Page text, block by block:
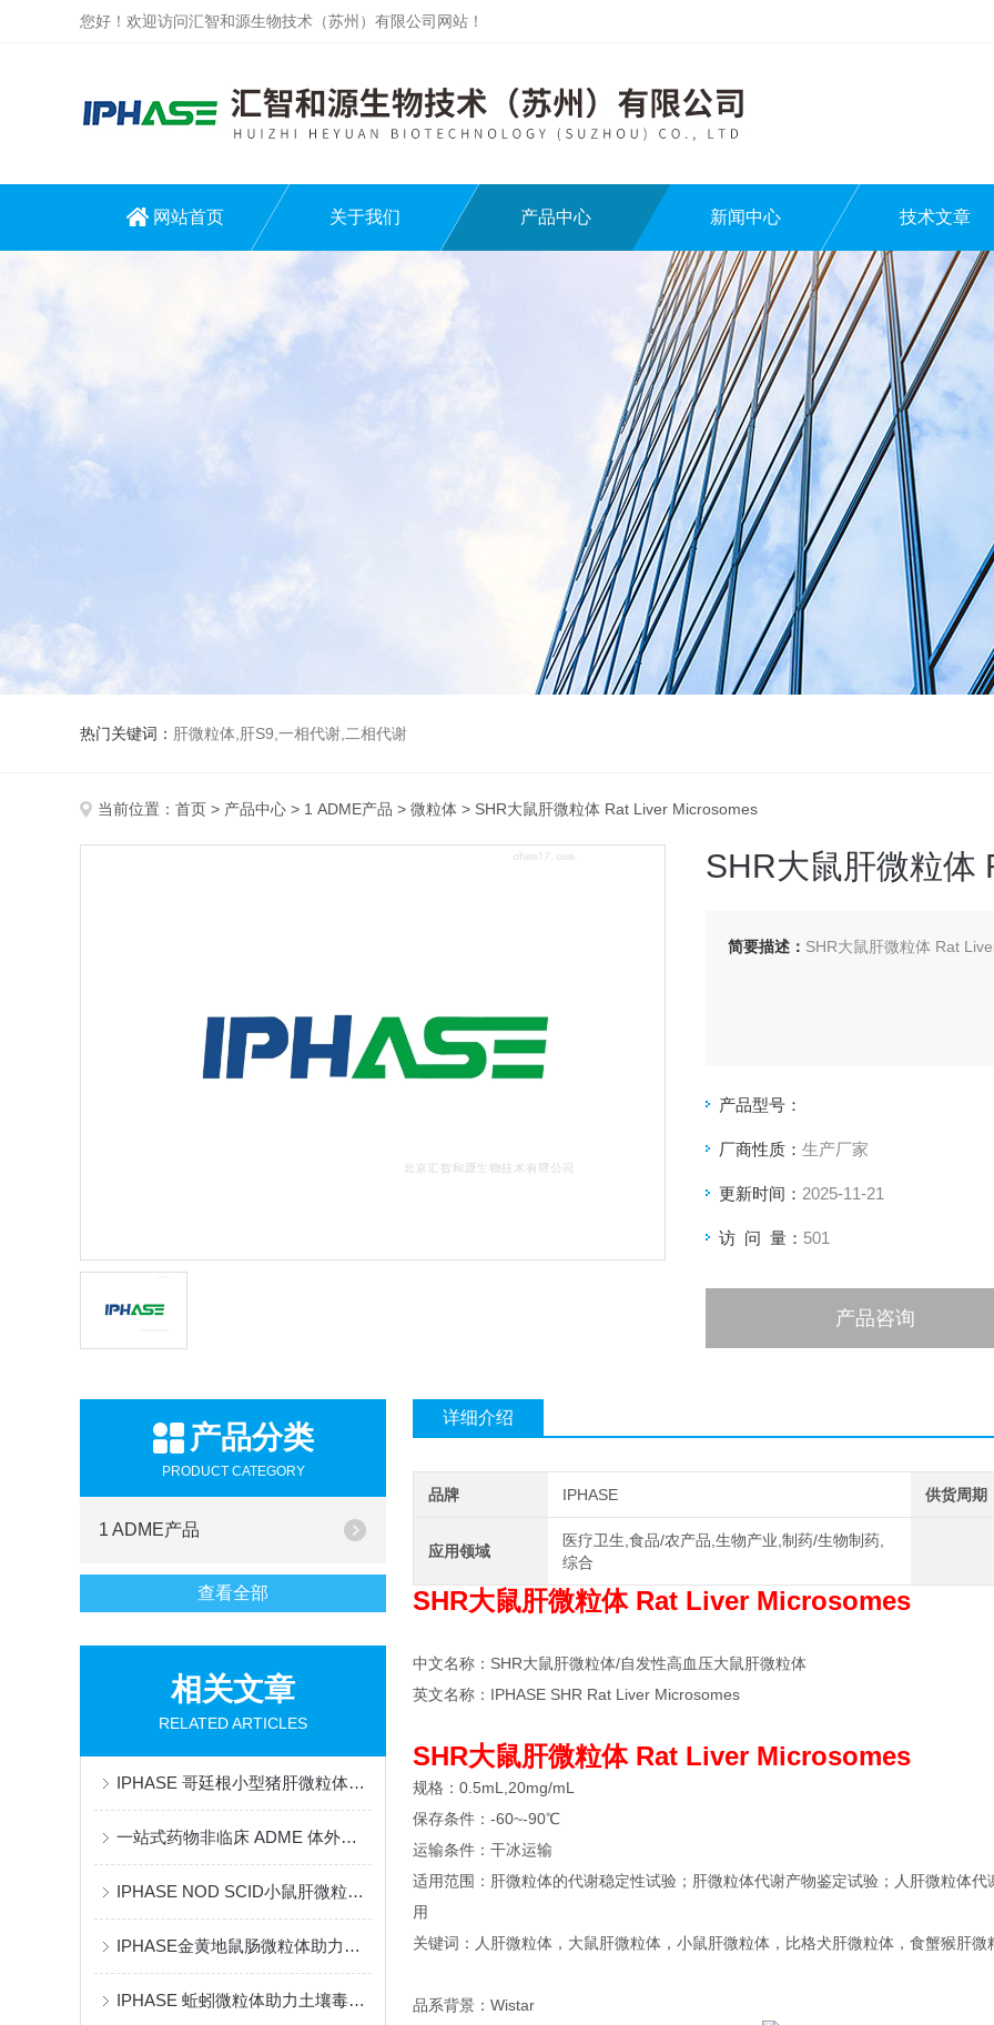
您好！欢迎访问汇智和源生物技术（苏州）有限公司网站！
网站首页 关于我们 产品中心 新闻中心 技术文章
热门关键词： 肝微粒体,肝S9,一相代谢,二相代谢
当前位置： 首页 > 产品中心 > 1 ADME产品 > 微粒体 > SHR大鼠肝微粒体 Rat Liver Microsomes
SHR大鼠肝微粒体
简要描述： SHR大鼠肝微粒体 Rat
英文名称：IPHASE SHR Rat Liver
产品型号：
厂商性质： 生产厂家
更新时间： 2025-11-21
访 问 量： 501
产品咨询
产品分类
PRODUCT CATEGORY
1 ADME产品
查看全部
相关文章
RELATED ARTICLES
IPHASE 哥廷根小型猪肝微粒体助力药物代谢研究
一站式药物非临床 ADME 体外代谢研究解决方案
IPHASE NOD SCID小鼠肝微粒体助力药物代谢研究
IPHASE金黄地鼠肠微粒体助力药物代谢研究
IPHASE 蚯蚓微粒体助力土壤毒素迁移代谢转化研究
详细介绍
品牌 IPHASE 供货周期
应用领域
医疗卫生,食品/农产品,生物产业,制药/生物制药,
综合
SHR大鼠肝微粒体 Rat Liver Microsomes
中文名称：SHR大鼠肝微粒体/自发性高血压大鼠肝微粒体
英文名称：IPHASE SHR Rat Liver Microsomes
SHR大鼠肝微粒体 Rat Liver Microsomes
规格：0.5mL,20mg/mL
保存条件：-60~-90℃
运输条件：干冰运输
适用范围：肝微粒体的代谢稳定性试验；肝微粒体代谢产物鉴定试验；人肝微粒体
用
关键词：人肝微粒体，大鼠肝微粒体，小鼠肝微粒体，比格犬肝微粒体，食蟹猴肝
品系背景：Wistar